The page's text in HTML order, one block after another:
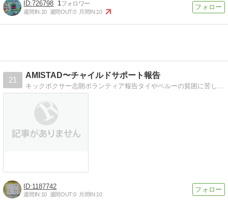
726798 1
週間IN:10 週間OUT:0 月間IN:10
21
AMISTAD〜チャイルドサポート報告
キックボクサー志朗ボランティア報告タイやペルーの貧困に苦しむ子どもたちの支援をしている志朗の報告日記
1187742
週間IN:10 週間OUT:0 月間IN:10